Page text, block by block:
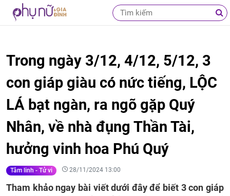
Trong ngày 3/12, 4/12, 5/12, 3
con giáp giàu có nức tiếng, LỘC
LÁ bạt ngàn, ra ngõ gặp Quý
Nhân, về nhà đụng Thần Tài,
hưởng vinh hoa Phú Quý
Tâm linh - Tử vi 28/11/2024 13:00
Tham khảo ngay bài viết dưới đây để biết 3 con giáp